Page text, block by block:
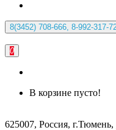
8(3452) 708-666, 8-992-317-
0
В корзине пусто!
625007, Россия,